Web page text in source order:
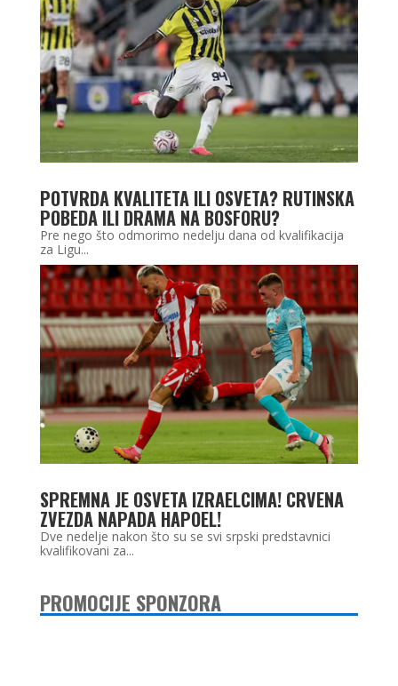
POTVRDA KVALITETA ILI OSVETA? RUTINSKA
POBEDA ILI DRAMA NA BOSFORU?
Pre nego što odmorimo nedelju dana od kvalifikacija
za Ligu...
SPREMNA JE OSVETA IZRAELCIMA! CRVENA
ZVEZDA NAPADA HAPOEL!
Dve nedelje nakon što su se svi srpski predstavnici
kvalifikovani za...
PROMOCIJE SPONZORA